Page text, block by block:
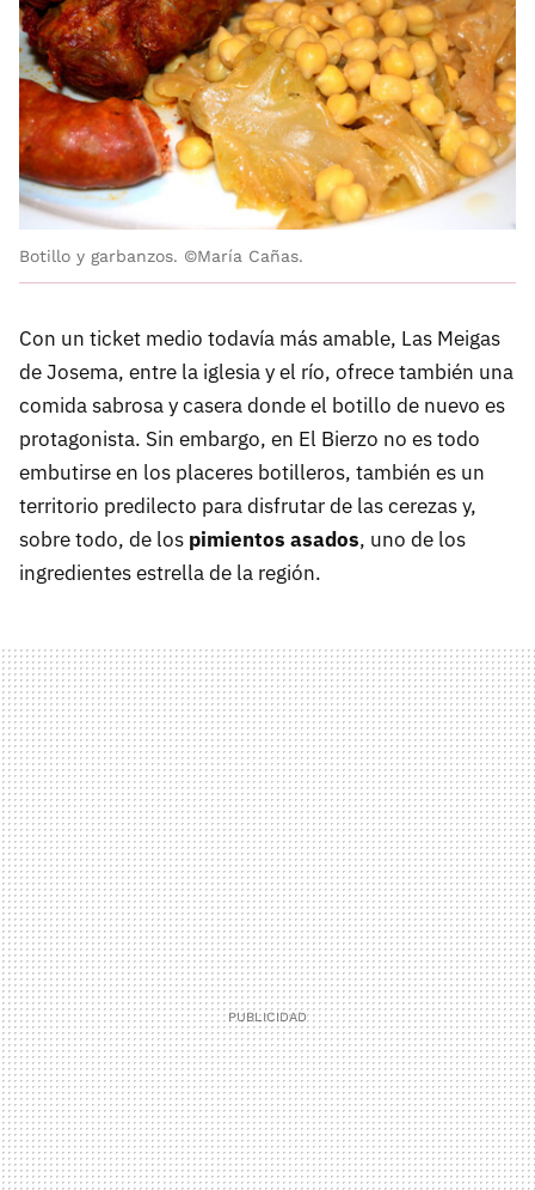
Botillo y garbanzos. ©María Cañas.
Con un ticket medio todavía más amable, Las Meigas
de Josema, entre la iglesia y el río, ofrece también una
comida sabrosa y casera donde el botillo de nuevo es
protagonista. Sin embargo, en El Bierzo no es todo
embutirse en los placeres botilleros, también es un
territorio predilecto para disfrutar de las cerezas y,
sobre todo, de los pimientos asados, uno de los
ingredientes estrella de la región.